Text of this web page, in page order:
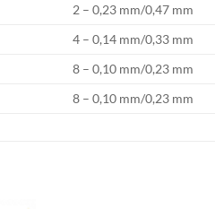
2 – 0,23 mm/0,47 mm
4 – 0,14 mm/0,33 mm
8 – 0,10 mm/0,23 mm
8 – 0,10 mm/0,23 mm